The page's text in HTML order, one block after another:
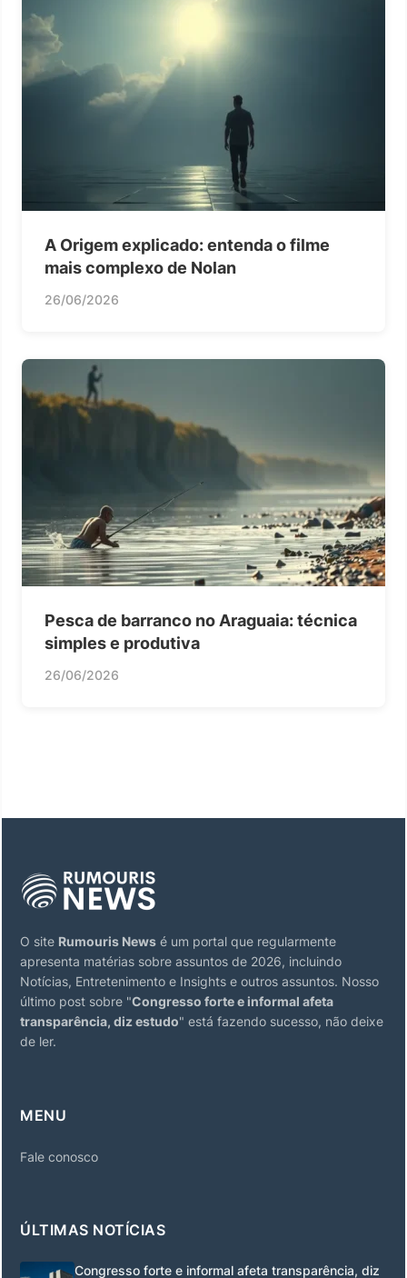
A Origem explicado: entenda o filme
mais complexo de Nolan
26/06/2026
Pesca de barranco no Araguaia: técnica
simples e produtiva
26/06/2026
O site Rumouris News é um portal que regularmente
apresenta matérias sobre assuntos de 2026, incluindo
Notícias, Entretenimento e Insights e outros assuntos. Nosso
último post sobre "Congresso forte e informal afeta
transparência, diz estudo" está fazendo sucesso, não deixe
de ler.
MENU
Fale conosco
ÚLTIMAS NOTÍCIAS
Congresso forte e informal afeta transparência, diz